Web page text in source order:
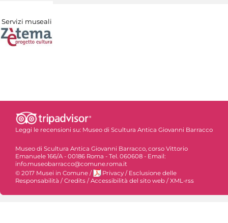
Servizi museali
Leggi le recensioni su: Museo di Scultura Antica Giovanni Barracco
Museo di Scultura Antica Giovanni Barracco, corso Vittorio
Emanuele 166/A - 00186 Roma - Tel. 060608 - Email:
info.museobarracco@comune.roma.it
© 2017 Musei in Comune / Privacy / Esclusione delle
Responsabilità / Credits / Accessibilità del sito web / XML-rss